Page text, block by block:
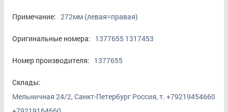
Примечание: 272мм (левая=правая)
Оригинальные номера: 1377655 1317453
Номер производителя: 1377655
Склады:
Мельничная 24/2, Санкт-Петербург Россия, т. +79219454660